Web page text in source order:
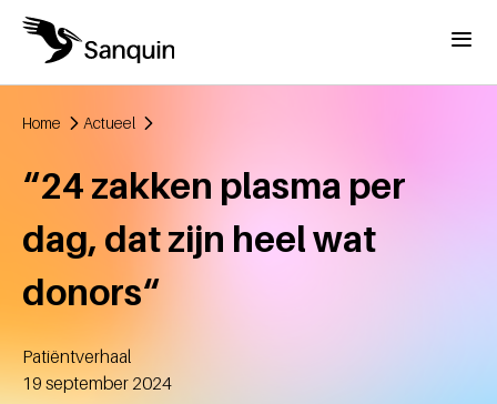
Overslaan en naar de inhoud gaan
Menu
Home Actueel
“24 zakken plasma per
dag, dat zijn heel wat
donors“
Patiëntverhaal
Aangemaakt
19 september 2024